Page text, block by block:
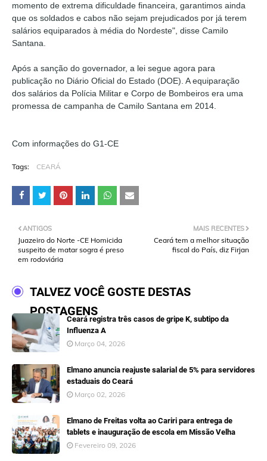
momento de extrema dificuldade financeira, garantimos ainda
que os soldados e cabos não sejam prejudicados por já terem
salários equiparados à média do Nordeste", disse Camilo
Santana.
Após a sanção do governador, a lei segue agora para
publicação no Diário Oficial do Estado (DOE). A equiparação
dos salários da Polícia Militar e Corpo de Bombeiros era uma
promessa de campanha de Camilo Santana em 2014.
Com informações do G1-CE
Tags: CEARÁ
MAIS RECENTES
Ceará tem a melhor situação
fiscal do País, diz Firjan
ANTIGOS
Juazeiro do Norte -CE Homicida
suspeito de matar sogra é preso
em rodoviária
TALVEZ VOCÊ GOSTE DESTAS
POSTAGENS
Ceará registra três casos de gripe K, subtipo da
Influenza A
Março 04, 2026
Elmano anuncia reajuste salarial de 5% para servidores
estaduais do Ceará
Março 02, 2026
Elmano de Freitas volta ao Cariri para entrega de
tablets e inauguração de escola em Missão Velha
Fevereiro 09, 2026